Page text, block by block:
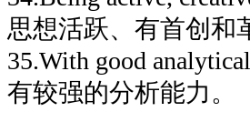
思想活跃、有首创和
35.With good
有较强的分析能力。